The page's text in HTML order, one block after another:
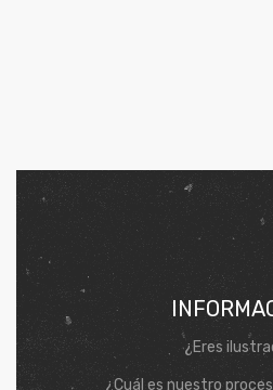
¿Eres
¿Cuál es nuestro